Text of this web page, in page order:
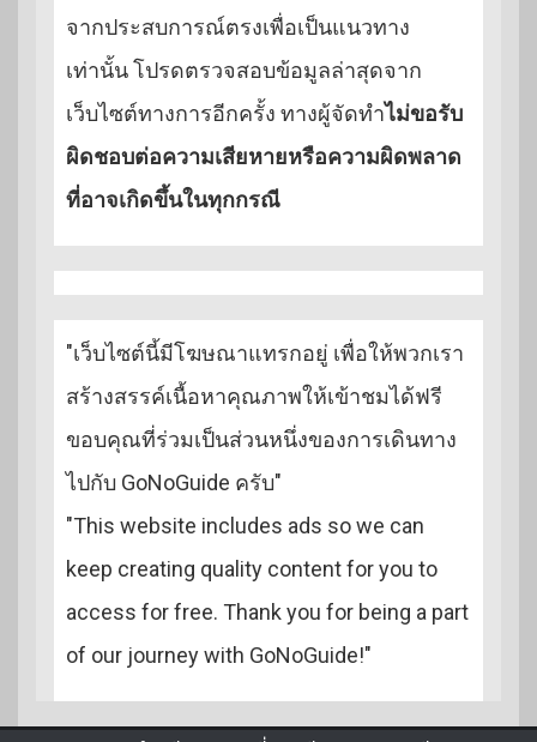
จากประสบการณ์ตรงเพื่อเป็นแนวทาง
เท่านั้น โปรดตรวจสอบข้อมูลล่าสุดจาก
เว็บไซต์ทางการอีกครั้ง ทางผู้จัดทำไม่ขอรับ
ผิดชอบต่อความเสียหายหรือความผิดพลาด
ที่อาจเกิดขึ้นในทุกกรณี
"เว็บไซต์นี้มีโฆษณาแทรกอยู่ เพื่อให้พวกเรา
สร้างสรรค์เนื้อหาคุณภาพให้เข้าชมได้ฟรี
ขอบคุณที่ร่วมเป็นส่วนหนึ่งของการเดินทาง
ไปกับ GoNoGuide ครับ"
"This website includes ads so we can
keep creating quality content for you to
access for free. Thank you for being a part
of our journey with GoNoGuide!"